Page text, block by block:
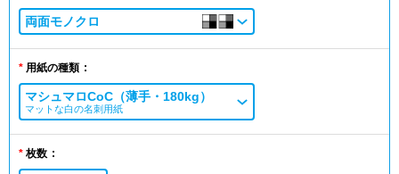
両面モノクロ
用紙の種類
マシュマロCoC（薄手・180kg）
マットな白の名刺用紙
枚数